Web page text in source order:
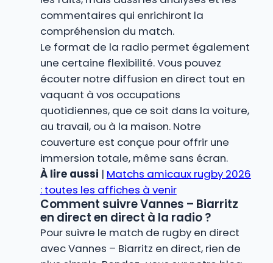
commentaires qui enrichiront la
compréhension du match.
Le format de la radio permet également
une certaine flexibilité. Vous pouvez
écouter notre diffusion en direct tout en
vaquant à vos occupations
quotidiennes, que ce soit dans la voiture,
au travail, ou à la maison. Notre
couverture est conçue pour offrir une
immersion totale, même sans écran.
À lire aussi | Matchs amicaux rugby 2026
: toutes les affiches à venir
Comment suivre Vannes – Biarritz
en direct en direct à la radio ?
Pour suivre le match de rugby en direct
avec Vannes – Biarritz en direct, rien de